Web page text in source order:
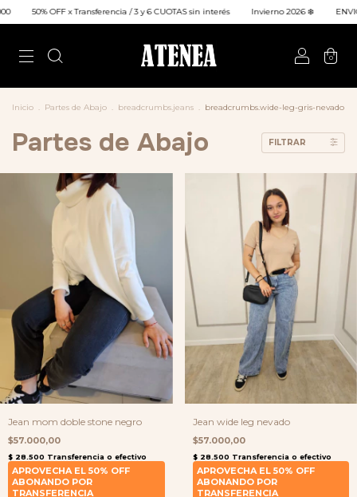
x Transferencia / 3 y 6 CUOTAS sin interés Invierno 2026 ❄️ ENVIO GRATIS a
0
Inicio . Partes de Abajo . breadcrumbs.jeans . breadcrumbs.wide-leg-gris-nevado
Partes de Abajo FILTRAR
Jean mom doble stone negro
$57.000,00
Jean wide leg nevado
$57.000,00